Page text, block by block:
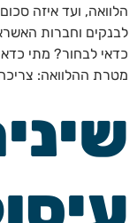
הלוואה, ועד איזה
לבנקים וחברות
כדאי לבחור? מתי
מטרת ההלוואה: